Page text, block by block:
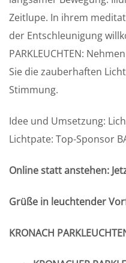
Zeitlupe. In ihrem
der Entschleunigung
PARKLEUCHTEN:
Sie die zauberhaften
Stimmung.
Idee und Umsetzung:
Lichtpate: Top-Sponsor
Online statt anstehen:
Grüße in leuchtender
KRONACH